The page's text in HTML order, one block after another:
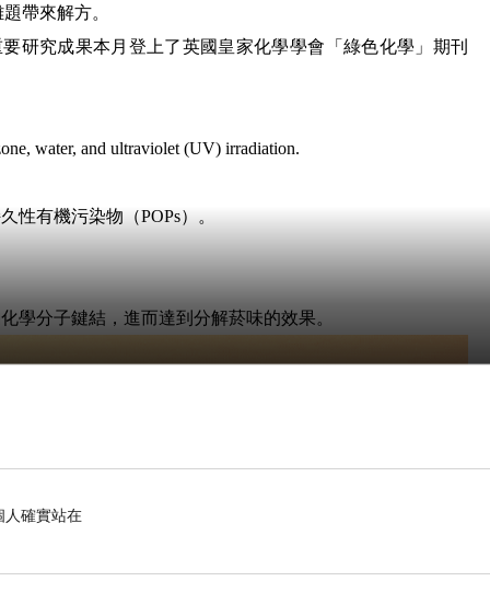
帶來解方。
研究成果本月登上了英國皇家化學學會 「綠色化學」期刊
water, and ultraviolet (UV) irradiation.
有機污染物（POPs）。
學分子鍵結，進而達到分解菸味的效果。
人確實站在